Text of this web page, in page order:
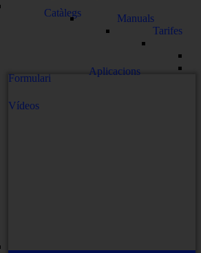
Catàlegs
Manuals
Tarifes
Formulari
Aplicacions
Vídeos